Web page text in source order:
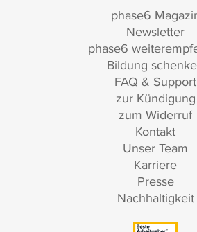
phase6
Newsletter
phase6
Bildung
FAQ & Support
zur Kündigung
zum Widerruf
Kontakt
Unser Team
Karriere
Presse
Nachhaltigkeit